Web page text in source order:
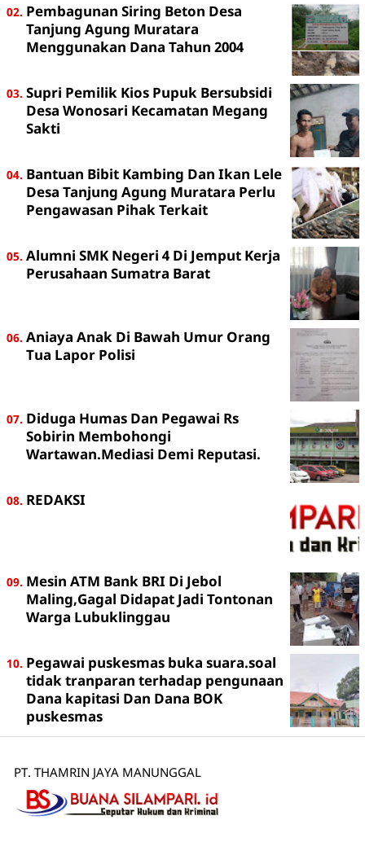
Pembagunan Siring Beton Desa
Tanjung Agung Muratara
Menggunakan Dana Tahun 2004
Supri Pemilik Kios Pupuk Bersubsidi
Desa Wonosari Kecamatan Megang
Sakti
Bantuan Bibit Kambing Dan Ikan Lele
Desa Tanjung Agung Muratara Perlu
Pengawasan Pihak Terkait
Alumni SMK Negeri 4 Di Jemput Kerja
Perusahaan Sumatra Barat
Aniaya Anak Di Bawah Umur Orang
Tua Lapor Polisi
Diduga Humas Dan Pegawai Rs
Sobirin Membohongi
Wartawan.Mediasi Demi Reputasi.
REDAKSI
Mesin ATM Bank BRI Di Jebol
Maling,Gagal Didapat Jadi Tontonan
Warga Lubuklinggau
Pegawai puskesmas buka suara.soal
tidak tranparan terhadap pengunaan
Dana kapitasi Dan Dana BOK
puskesmas
PT. THAMRIN JAYA MANUNGGAL